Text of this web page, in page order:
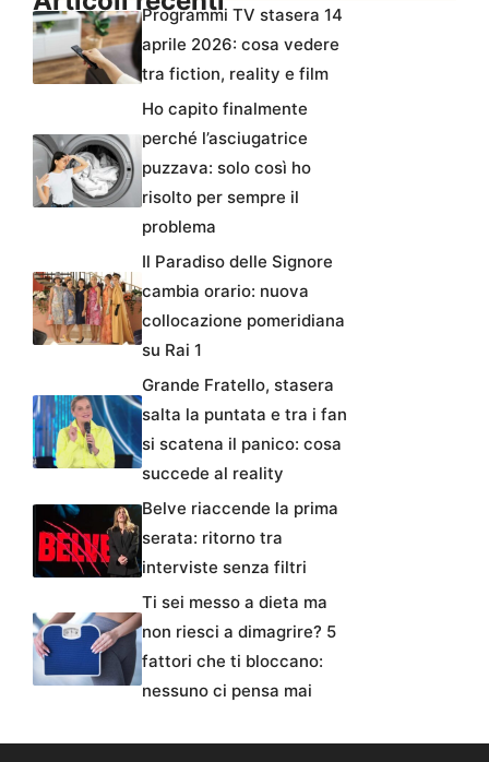
Programmi TV stasera 14
aprile 2026: cosa vedere
tra fiction, reality e film
Ho capito finalmente
perché l’asciugatrice
puzzava: solo così ho
risolto per sempre il
problema
Il Paradiso delle Signore
cambia orario: nuova
collocazione pomeridiana
su Rai 1
Grande Fratello, stasera
salta la puntata e tra i fan
si scatena il panico: cosa
succede al reality
Belve riaccende la prima
serata: ritorno tra
interviste senza filtri
Ti sei messo a dieta ma
non riesci a dimagrire? 5
fattori che ti bloccano:
nessuno ci pensa mai